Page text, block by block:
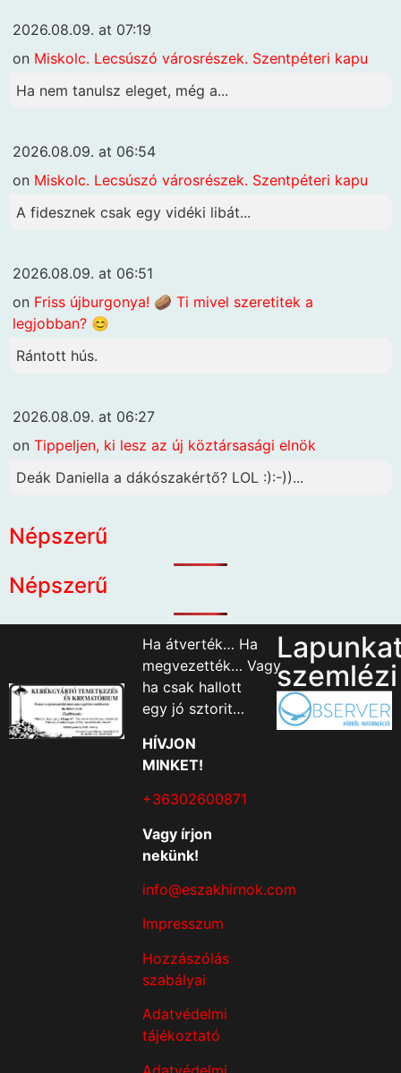
2026.08.09. at 07:19
on Miskolc. Lecsúszó városrészek. Szentpéteri kapu
Ha nem tanulsz eleget, még a...
2026.08.09. at 06:54
on Miskolc. Lecsúszó városrészek. Szentpéteri kapu
A fidesznek csak egy vidéki libát...
2026.08.09. at 06:51
on Friss újburgonya! 🥔 Ti mivel szeretitek a
legjobban? 😊
Rántott hús.
2026.08.09. at 06:27
on Tippeljen, ki lesz az új köztársasági elnök
Deák Daniella a dákószakértő? LOL :):-))...
Népszerű
Népszerű
Ha átverték… Ha
megvezették… Vagy
ha csak hallott
egy jó sztorit…
HÍVJON
MINKET!
+36302600871
Vagy írjon
nekünk!
info@eszakhirnok.com
Impresszum
Hozzászólás
szabályai
Adatvédelmi
tájékoztató
szemlézi